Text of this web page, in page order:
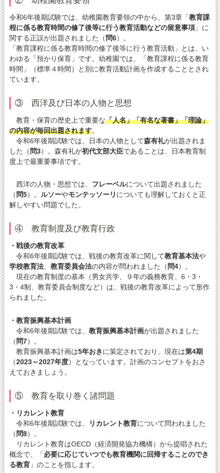
令和6年後期試験では、幼稚園教育要領の中から、第3章「教育課
程に係る教育時間の修了後等に行う教育活動などの留意事項」に
関する正誤が出題されました（ 問6）。
「教育課程に係る教育時間の修了後等に行う教育活動」とは、い
わゆる「預かり保育」です。幼稚園では、「教育課程に係る教育
時間」（標準４時間）と別に教育活動計画を作成することとされ
ています。
③ 西洋及び日本の人物と思想
教育・保育の歴史上で重要な「人名」「有名な著書」「理論」
の内容が毎回出題されます。
令和6年後期試験では、日本の人物として森有礼が出題されま
した（ 問3）。森有礼が初代文部大臣であることは、日本教育制
度上で最重要事項です。
西洋の人物・思想では、 フレーベルについて出題されました
（ 問5）。 ルソーやモンテッソーリ についても理解しておくと正
解しやすい問題でした。
④ 教育制度及び教育行政
・戦後の教育改革
令和6年後期試験では、戦後の教育改革に関して教育基本法や
学校教育法、 教育委員会法の内容が問われました（ 問4）。
現在の教育制度の基本（男女共学、９年の義務教育、6・3・
3・4制、教育委員会制度など）は、戦後の教育改革によって形作
られました。
・教育振興基本計画
令和6年後期試験では、 教育振興基本計画が出題されました
（ 問7）。
教育振興基本計画は5年おきに策定されており、現在は第4期
（2023～2027年度）となっています。計画のコンセプトをおさ
えておきましょう。
⑤ 教育を取り巻く諸問題
・リカレント教育
令和6年後期試験では、
リカレント教育について問われました
（ 問8）。
リカレント教育はOECD（経済開発協力機構）から提唱された
概念で、「必要に応じていつでも教育機関に回帰することのでき
る教育」のことを指します。